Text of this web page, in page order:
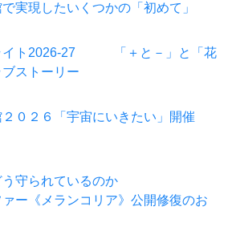
で実現したいくつかの「初めて」
イト2026-27 「＋と－」と「花
ストーリー
０２６「宇宙にいきたい」開催
守られているのか
ー《メランコリア》公開修復のお